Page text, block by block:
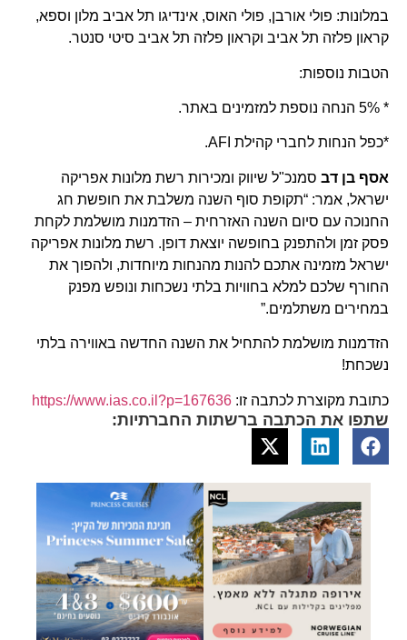
במלונות: פולי אורבן, פולי האוס, אינדיגו תל אביב מלון וספא,
קראון פלזה תל אביב וקראון פלזה תל אביב סיטי סנטר.
הטבות נוספות:
* 5% הנחה נוספת למזמינים באתר.
*כפל הנחות לחברי קהילת AFI.
אסף בן דב סמנכ"ל שיווק ומכירות רשת מלונות אפריקה
ישראל, אמר: “תקופת סוף השנה משלבת את חופשת חג
החנוכה עם סיום השנה האזרחית – הזדמנות מושלמת לקחת
פסק זמן ולהתפנק בחופשה יוצאת דופן. רשת מלונות אפריקה
ישראל מזמינה אתכם להנות מהנחות מיוחדות, ולהפוך את
החורף שלכם למלא בחוויות בלתי נשכחות ונופש מפנק
במחירים משתלמים.”
הזדמנות מושלמת להתחיל את השנה החדשה באווירה בלתי
נשכחת!
כתובת מקוצרת לכתבה זו: https://www.ias.co.il?p=167636
שתפו את הכתבה ברשתות החברתיות: